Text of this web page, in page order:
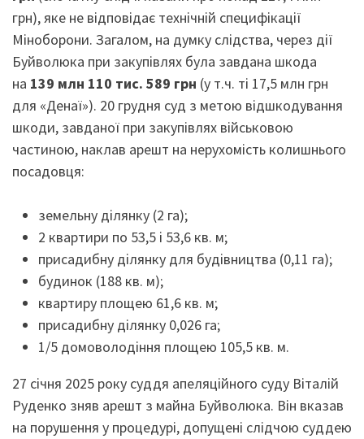
грн), яке не відповідає технічній специфікації
Міноборони. Загалом, на думку слідства, через дії
Буйволюка при закупівлях була завдана шкода
на 139 млн 110 тис. 589 грн (у т.ч. ті 17,5 млн грн
для «Денаї»). 20 грудня суд з метою відшкодування
шкоди, завданої при закупівлях військовою
частиною, наклав арешт на нерухомість колишнього
посадовця:
земельну ділянку (2 га);
2 квартири по 53,5 і 53,6 кв. м;
присадибну ділянку для будівництва (0,11 га);
будинок (188 кв. м);
квартиру площею 61,6 кв. м;
присадибну ділянку 0,026 га;
1/5 домоволодіння площею 105,5 кв. м.
27 січня 2025 року суддя апеляційного суду Віталій
Руденко зняв арешт з майна Буйволюка. Він вказав
на порушення у процедурі, допущені слідчою суддею